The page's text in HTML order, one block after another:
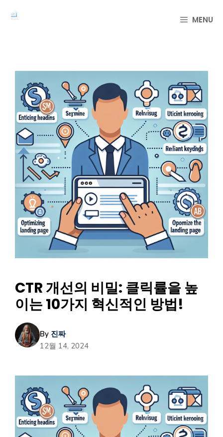
MENU
CTR 개선의 비밀: 클릭률을 높
이는 10가지 혁신적인 방법!
By 진짜
12월 14, 2024